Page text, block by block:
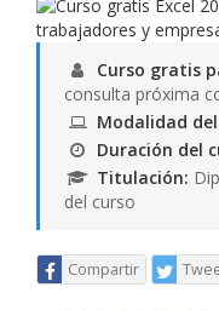
Curso gratis
consulta próxima
Modalidad
Duración del
Titulación:
del curso
Compartir